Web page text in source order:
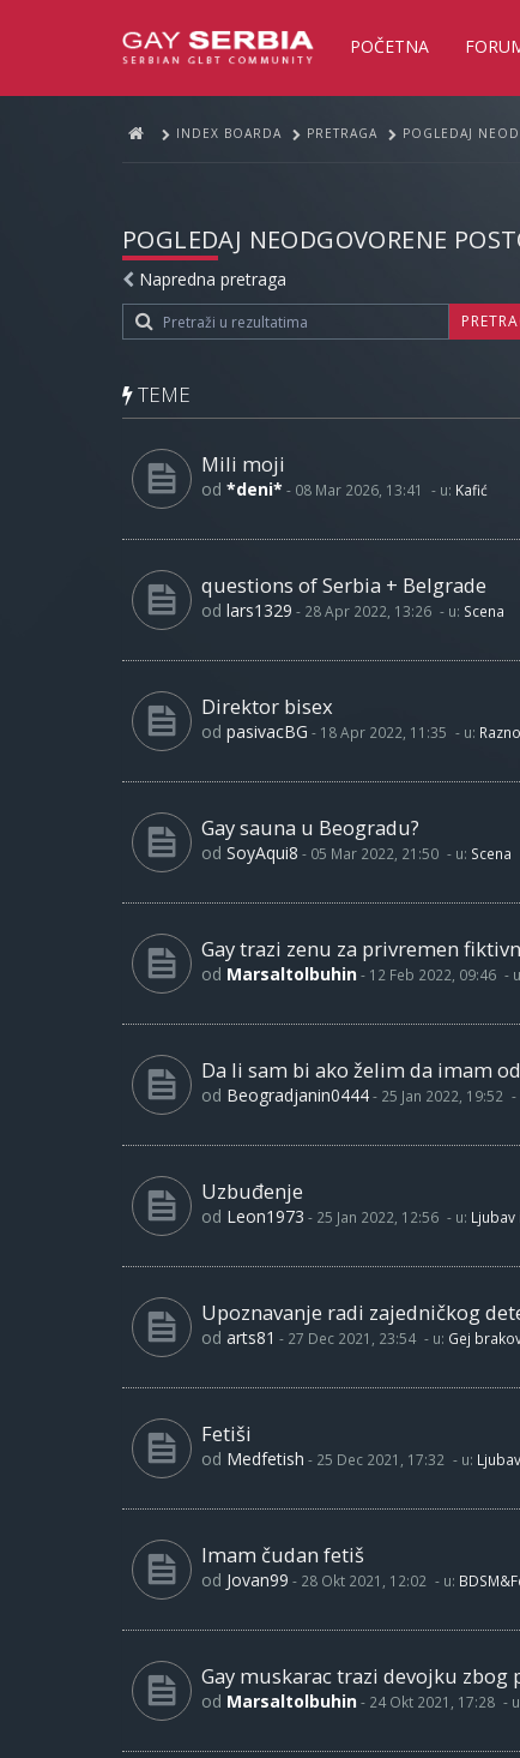
POČETNA
INDEX BOARDA PRETRAGA POGLEDAJ
POGLEDAJ NEODGOVORENE
Napredna pretraga
TEME
Mili moji
od *deni* - 08 Mar 2026, 13:41 - u: Kafić
questions of Serbia + Belgrade
od lars1329 - 28 Apr 2022, 13:26 - u: Scena
Direktor bisex
od pasivacBG - 18 Apr 2022, 11:35 - u: Razno
Gay sauna u Beogradu?
od SoyAqui8 - 05 Mar 2022, 21:50 - u: Scena
Gay trazi zenu za privremen
od Marsaltolbuhin- 12 Feb 2022, 09:46 -
Da li sam bi ako želim da imam
od Beogradjanin0444- 25 Jan 2022, 19:52 -
Uzbuđenje
od Leon1973 - 25 Jan 2022, 12:56 - u:
Upoznavanje radi zajedničkog
od arts81 - 27 Dec 2021, 23:54 - u: Gej
Fetiši
od Medfetish - 25 Dec 2021, 17:32 - u:
Imam čudan fetiš
od Jovan99 - 28 Okt 2021, 12:02 - u:
Gay muskarac trazi devojku
od Marsaltolbuhin- 24 Okt 2021, 17:28 -